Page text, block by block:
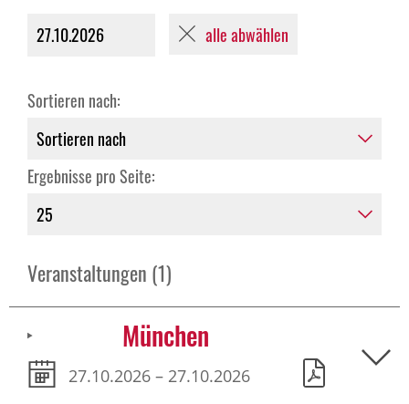
27.10.2026 alle abwählen
Sortieren nach:
Ergebnisse pro Seite:
Veranstaltungen (1)
München
27.10.2026 – 27.10.2026